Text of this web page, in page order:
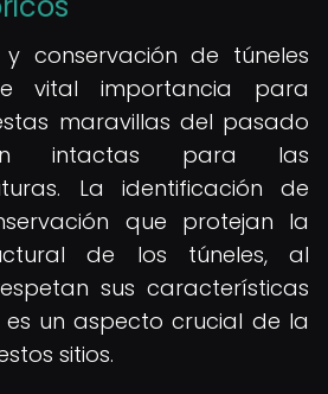
conservación de túneles
vital importancia para
maravillas del pasado
intactas para las
La identificación de
que protejan la
de los túneles, al
sus características
es un aspecto crucial de la
sitios.